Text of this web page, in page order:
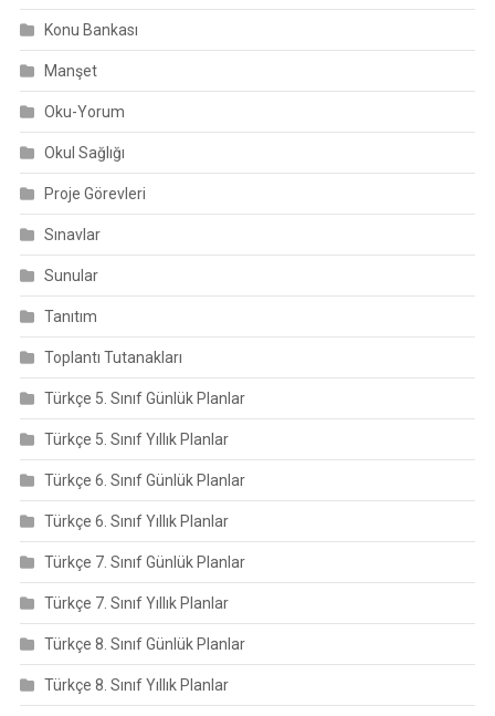
Konu Bankası
Manşet
Oku-Yorum
Okul Sağlığı
Proje Görevleri
Sınavlar
Sunular
Tanıtım
Toplantı Tutanakları
Türkçe 5. Sınıf Günlük Planlar
Türkçe 5. Sınıf Yıllık Planlar
Türkçe 6. Sınıf Günlük Planlar
Türkçe 6. Sınıf Yıllık Planlar
Türkçe 7. Sınıf Günlük Planlar
Türkçe 7. Sınıf Yıllık Planlar
Türkçe 8. Sınıf Günlük Planlar
Türkçe 8. Sınıf Yıllık Planlar